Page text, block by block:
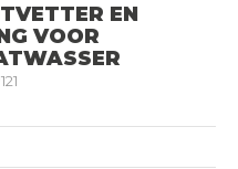
EN
VOOR